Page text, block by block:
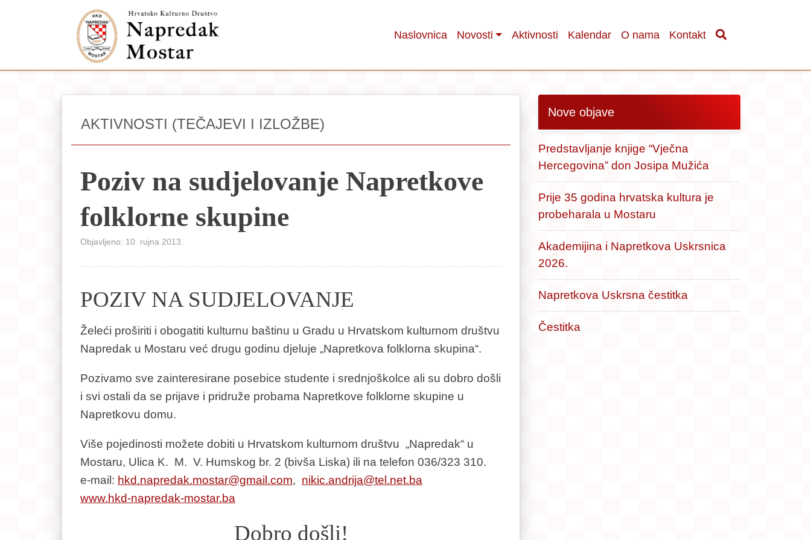
Naslovnica Novosti Aktivnosti Kalendar O nama Kontakt
AKTIVNOSTI (TEČAJEVI I IZLOŽBE)
Poziv na sudjelovanje Napretkove
folklorne skupine
Objavljeno: 10. rujna 2013.
POZIV NA SUDJELOVANJE
Želeći proširiti i obogatiti kulturnu baštinu u Gradu u Hrvatskom kulturnom društvu
Napredak u Mostaru već drugu godinu djeluje „Napretkova folklorna skupina“.
Pozivamo sve zainteresirane posebice studente i srednjoškolce ali su dobro došli
i svi ostali da se prijave i pridruže probama Napretkove folklorne skupine u
Napretkovu domu.
Više pojedinosti možete dobiti u Hrvatskom kulturnom društvu „Napredak“ u
Mostaru, Ulica K. M. V. Humskog br. 2 (bivša Liska) ili na telefon 036/323 310.
e-mail: hkd.napredak.mostar@gmail.com, nikic.andrija@tel.net.ba
www.hkd-napredak-mostar.ba
Dobro došli!
Nove objave
Predstavljanje knjige “Vječna
Hercegovina” don Josipa Mužića
Prije 35 godina hrvatska kultura je
probeharala u Mostaru
Akademijina i Napretkova Uskrsnica
2026.
Napretkova Uskrsna čestitka
Čestitka